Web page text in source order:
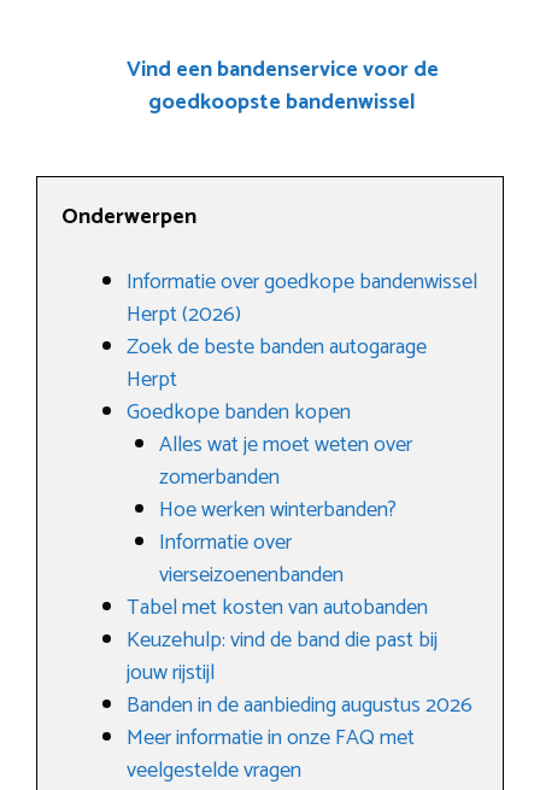
Vind een bandenservice voor de
goedkoopste bandenwissel
Onderwerpen
Informatie over goedkope bandenwissel
Herpt (2026)
Zoek de beste banden autogarage
Herpt
Goedkope banden kopen
Alles wat je moet weten over
zomerbanden
Hoe werken winterbanden?
Informatie over
vierseizoenenbanden
Tabel met kosten van autobanden
Keuzehulp: vind de band die past bij
jouw rijstijl
Banden in de aanbieding augustus 2026
Meer informatie in onze FAQ met
veelgestelde vragen